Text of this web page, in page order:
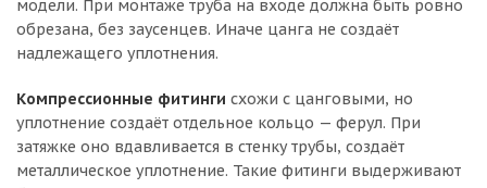
модели. При монтаже труба на входе должна быть ровно
обрезана, без заусенцев. Иначе цанга не создаёт
надлежащего уплотнения.
Компрессионные фитинги схожи с цанговыми, но
уплотнение создаёт отдельное кольцо — ферул. При
затяжке оно вдавливается в стенку трубы, создаёт
металлическое уплотнение. Такие фитинги выдерживают